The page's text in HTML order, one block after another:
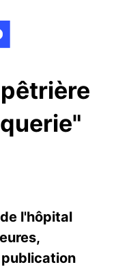
l'hôpital
publication